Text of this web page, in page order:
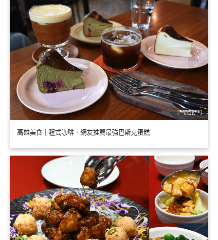
高雄美食｜程式咖啡．網友推薦最強巴斯克蛋糕